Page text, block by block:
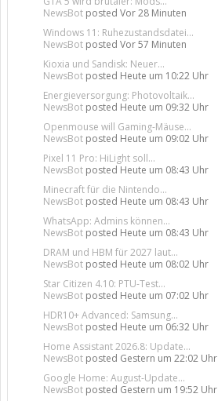
NewsBot posted Vor 28 Minuten
Windows 11: Ruhezustandsdatei...
NewsBot posted Vor 57 Minuten
Kioxia und Sandisk: Neuer...
NewsBot posted Heute um 10:22 Uhr
Energieversorgung: Photovoltaik...
NewsBot posted Heute um 09:32 Uhr
Openmouse will Gaming-Mäuse...
NewsBot posted Heute um 09:02 Uhr
Pixel 11 Pro: HiLight soll...
NewsBot posted Heute um 08:43 Uhr
Minecraft für die Nintendo...
NewsBot posted Heute um 08:43 Uhr
WhatsApp: Admins können...
NewsBot posted Heute um 08:43 Uhr
DRAM und HBM für 2027 laut...
NewsBot posted Heute um 08:02 Uhr
Star Citizen 4.10: PTU-Test...
NewsBot posted Heute um 07:02 Uhr
HDR10+ Advanced: Samsung...
NewsBot posted Heute um 06:32 Uhr
Home Assistant 2026.8: Update...
NewsBot posted Gestern um 22:02 Uhr
Google Home: August-Update...
NewsBot posted Gestern um 19:52 Uhr